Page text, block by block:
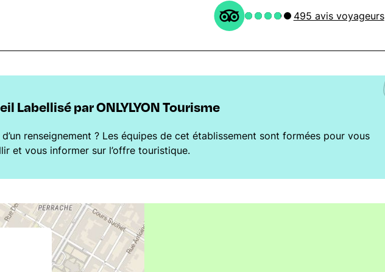
495 avis voyageurs
Labellisé par ONLYLYON Tourisme
d’un renseignement ? Les équipes de cet établissement sont formées pour vous
et vous informer sur l’offre touristique.